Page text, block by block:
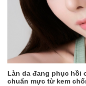
Làn da đang phục hồi
chuẩn mực từ kem